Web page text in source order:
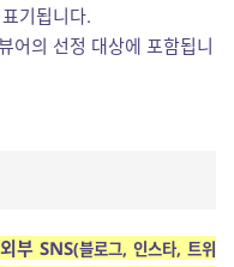
기됩니다.
어의 선정 대상에 포함됩니
부 SNS(블로그, 인스타, 트위